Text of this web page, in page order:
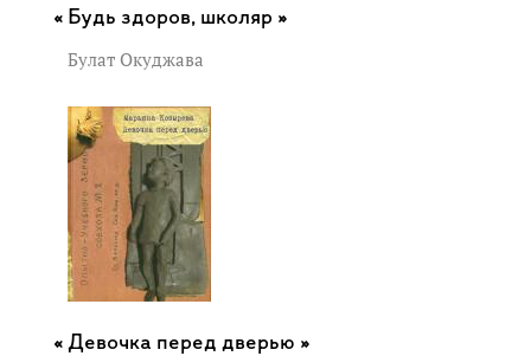
Будь здоров, школяр »
Булат Окуджава
Девочка перед дверью »